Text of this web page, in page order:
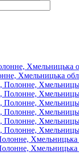
Хмельницька
Хмельницька
Полонне,
Полонне,
Полонне,
Полонне,
Полонне,
Полонне,
Хмельницька
Хмельницька